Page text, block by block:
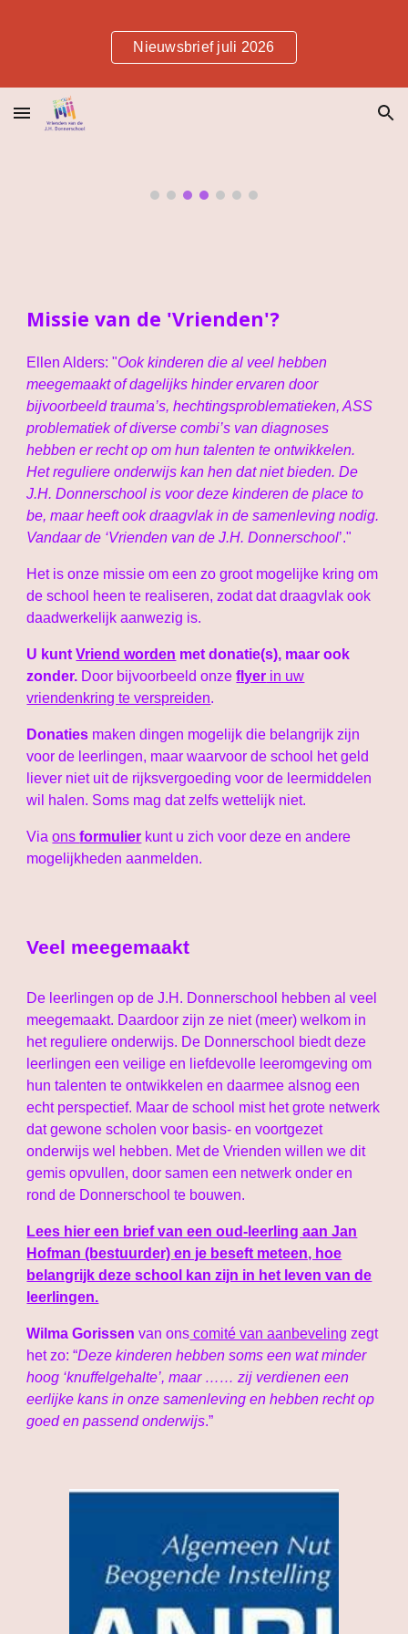
Skip to main content Skip to navigation
Nieuwsbrief juli 2026
Missie van de 'Vrienden'?
Ellen Alders: "Ook kinderen die al veel hebben
meegemaakt of dagelijks hinder ervaren door
bijvoorbeeld trauma’s, hechtingsproblematieken, ASS
problematiek of diverse combi’s van diagnoses
hebben er recht op om hun talenten te ontwikkelen.
Het reguliere onderwijs kan hen dat niet bieden. De
J.H. Donnerschool is voor deze kinderen de place to
be, maar heeft ook draagvlak in de samenleving nodig.
Vandaar de ‘Vrienden van de J.H. Donnerschool’."
Het is onze missie om een zo groot mogelijke kring om
de school heen te realiseren, zodat dat draagvlak ook
daadwerkelijk aanwezig is.
U kuntVriend worden met donatie(s), maar ook
zonder. Door bijvoorbeeld onzeflyer in uw
vriendenkring te verspreiden.
Donaties maken dingen mogelijk die belangrijk zijn
voor de leerlingen, maar waarvoor de school het geld
liever niet uit de rijksvergoeding voor de leermiddelen
wil halen. Soms mag dat zelfs wettelijk niet.
Viaonsformulier kunt u zich voor deze en andere
mogelijkheden aanmelden.
Veel meegemaakt
De leerlingen op de J.H. Donnerschool hebben al veel
meegemaakt. Daardoor zijn ze niet (meer) welkom in
het reguliere onderwijs. De Donnerschool biedt deze
leerlingen een veilige en liefdevolle leeromgeving om
hun talenten te ontwikkelen en daarmee alsnog een
echt perspectief. Maar de school mist het grote netwerk
dat gewone scholen voor basis- en voortgezet
onderwijs wel hebben. Met de Vrienden willen we dit
gemis opvullen, door samen een netwerk onder en
rond de Donnerschool te bouwen.
Lees hier een brief van een oud-leerling aan Jan
Hofman (bestuurder) en je beseft meteen, hoe
belangrijk deze school kan zijn in het leven van de
leerlingen.
Wilma Gorissen van ons comité van aanbeveling zegt
het zo: “Deze kinderen hebben soms een wat minder
hoog ‘knuffelgehalte’, maar …… zij verdienen een
eerlijke kans in onze samenleving en hebben recht op
goed en passend onderwijs.”